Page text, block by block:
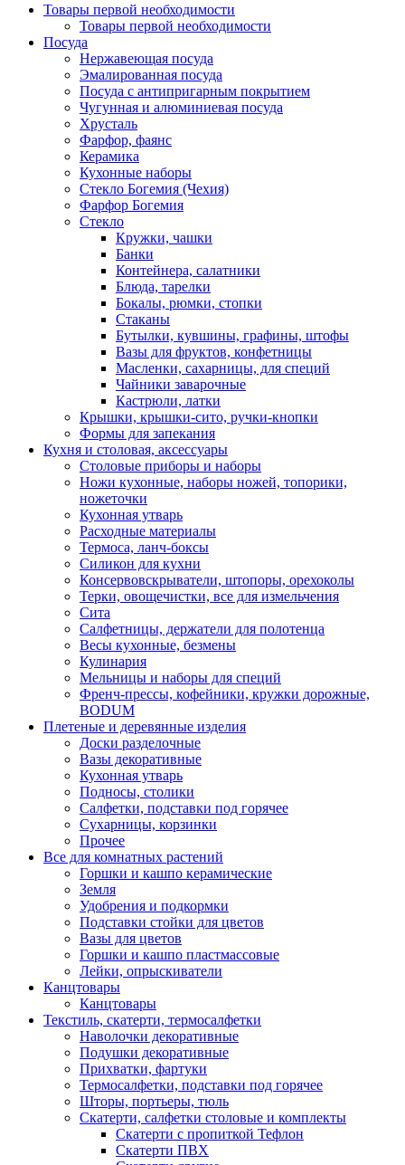
Товары первой необходимости
Товары первой необходимости
Посуда
Нержавеющая посуда
Эмалированная посуда
Посуда с антипригарным покрытием
Чугунная и алюминиевая посуда
Хрусталь
Фарфор, фаянс
Керамика
Кухонные наборы
Стекло Богемия (Чехия)
Фарфор Богемия
Стекло
Кружки, чашки
Банки
Контейнера, салатники
Блюда, тарелки
Бокалы, рюмки, стопки
Стаканы
Бутылки, кувшины, графины, штофы
Вазы для фруктов, конфетницы
Масленки, сахарницы, для специй
Чайники заварочные
Кастрюли, латки
Крышки, крышки-сито, ручки-кнопки
Формы для запекания
Кухня и столовая, аксессуары
Столовые приборы и наборы
Ножи кухонные, наборы ножей, топорики,
ножеточки
Кухонная утварь
Расходные материалы
Термоса, ланч-боксы
Силикон для кухни
Консервовскрыватели, штопоры, орехоколы
Терки, овощечистки, все для измельчения
Сита
Салфетницы, держатели для полотенца
Весы кухонные, безмены
Кулинария
Мельницы и наборы для специй
Френч-прессы, кофейники, кружки дорожные,
BODUM
Плетеные и деревянные изделия
Доски разделочные
Вазы декоративные
Кухонная утварь
Подносы, столики
Салфетки, подставки под горячее
Сухарницы, корзинки
Прочее
Все для комнатных растений
Горшки и кашпо керамические
Земля
Удобрения и подкормки
Подставки стойки для цветов
Вазы для цветов
Горшки и кашпо пластмассовые
Лейки, опрыскиватели
Канцтовары
Канцтовары
Текстиль, скатерти, термосалфетки
Наволочки декоративные
Подушки декоративные
Прихватки, фартуки
Термосалфетки, подставки под горячее
Шторы, портьеры, тюль
Скатерти, салфетки столовые и комплекты
Скатерти с пропиткой Тефлон
Скатерти ПВХ